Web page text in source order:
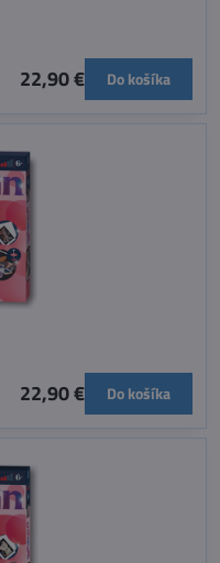
22,90 € Do košíka
22,90 € Do košíka